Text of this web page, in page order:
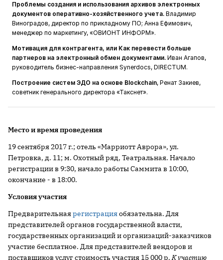
Проблемы создания и использования архивов электронных
документов оперативно-хозяйственного учета. Владимир
Виноградов, директор по прикладному ПО; Анна Ефимович,
менеджер по маркетингу, «ОВИОНТ ИНФОРМ».
Мотивация для контрагента, или Как перевести больше
партнеров на электронный обмен документами. Иван Агапов,
руководитель бизнес-направления Synerdocs, DIRECTUM.
Построение систем ЭДО на основе Blockchain, Ренат Закиев,
советник генерального директора «Такснет».
Место и время проведения
19 сентября 2017 г.; отель «Марриотт Аврора», ул.
Петровка, д. 11; м. Охотный ряд, Театральная. Начало
регистрации в 9:30, начало работы Саммита в 10:00,
окончание - в 18:00.
Условия участия
Предварительнаярегистрацияобязательна. Для
представителей органов государственной власти,
государственных организаций и организаций-заказчиков
участие бесплатное. Для представителей вендоров и
поставщиков услуг стоимость участия 15 000 р.К участию